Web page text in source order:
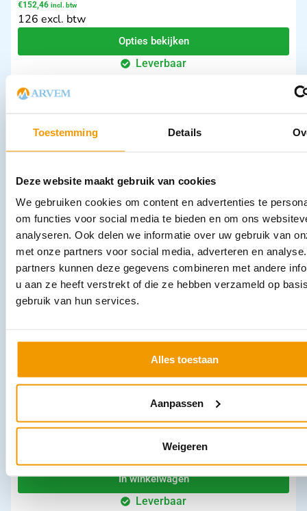
Toestemming Details
Deze website maakt gebruik van cookies
We gebruiken cookies om content en advertenties te
om functies voor social media te bieden en om ons
analyseren. Ook delen we informatie over uw gebruik van
met onze partners voor social media, adverteren en
partners kunnen deze gegevens combineren met andere
u aan ze heeft verstrekt of die ze hebben verzameld op
gebruik van hun services.
Alles toestaan
Aanpassen
Weigeren
€152,46 incl. btw
126 excl. btw
Opties bekijken
Leverbaar
Universele tafelhoofdsteun model PE-8000 kleur Zwart
€79,86 incl. btw
66 excl. btw
Leverbaar
Beensteunen GBH-2000 t.b.v. onderzoekstoelen AGA
In winkelwagen
Leverbaar